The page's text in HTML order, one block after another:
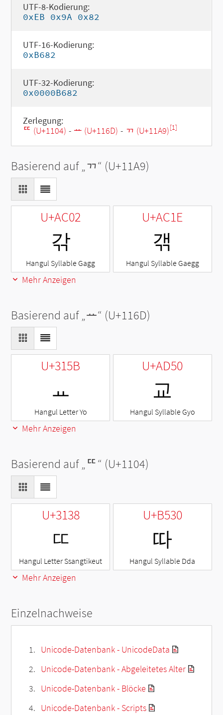
UTF-8-Kodierung:
0xEB 0x9A 0x82
UTF-16-Kodierung:
0xB682
UTF-32-Kodierung:
0x0000B682
Zerlegung:
ᄄ (U+1104) - ᅭ (U+116D) - ᆩ (U+11A9)[1]
Basierend auf „ᆩ“ (U+11A9)
U+AC02
갂
Hangul Syllable Gagg
U+AC1E
갞
Hangul Syllable Gaegg
Mehr Anzeigen
Basierend auf „ᅭ“ (U+116D)
U+315B
ㅛ
Hangul Letter Yo
U+AD50
교
Hangul Syllable Gyo
Mehr Anzeigen
Basierend auf „ᄄ“ (U+1104)
U+3138
ㄸ
Hangul Letter Ssangtikeut
U+B530
따
Hangul Syllable Dda
Mehr Anzeigen
Einzelnachweise
Unicode-Datenbank - UnicodeData
Unicode-Datenbank - Abgeleitetes Alter
Unicode-Datenbank - Blöcke
Unicode-Datenbank - Scripts